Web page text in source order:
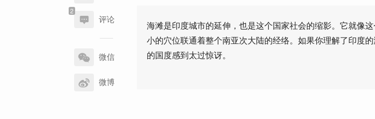
评论
享
到
微信
微博
海滩是印度城市的延伸，也是这个国家社会的缩影。它就像
小的穴位联通着整个南亚次大陆的经络。如果你理解了印度
的国度感到太过惊讶。